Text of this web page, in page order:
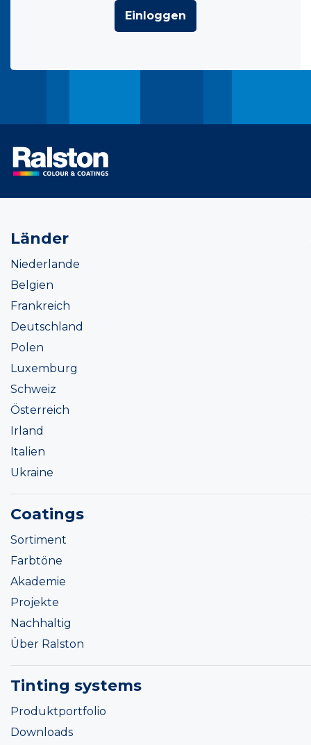
Einloggen
Länder
Niederlande
Belgien
Frankreich
Deutschland
Polen
Luxemburg
Schweiz
Österreich
Irland
Italien
Ukraine
Coatings
Sortiment
Farbtöne
Akademie
Projekte
Nachhaltig
Über Ralston
Tinting systems
Produktportfolio
Downloads